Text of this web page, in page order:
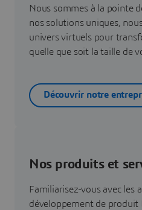
Nous sommes à la pointe
nos solutions uniques,
univers virtuels pour
quelle que soit la taille de
Découvrir notre
Nos produits et
Familiarisez-vous avec les
développement de produit